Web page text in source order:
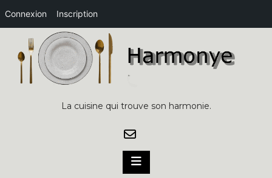
Connexion Inscription
content
La cuisine qui trouve son harmonie.